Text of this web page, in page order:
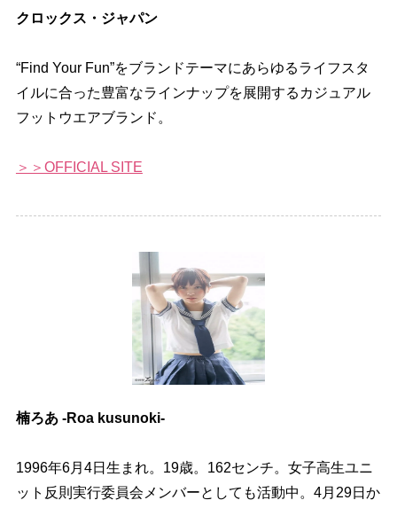
クロックス・ジャパン
“Find Your Fun”をブランドテーマにあらゆるライフスタ
イルに合った豊富なラインナップを展開するカジュアル
フットウエアブランド。
＞＞OFFICIAL SITE
楠ろあ -Roa kusunoki-
1996年6月4日生まれ。19歳。162センチ。女子高生ユニ
ット反則実行委員会メンバーとしても活動中。4月29日か